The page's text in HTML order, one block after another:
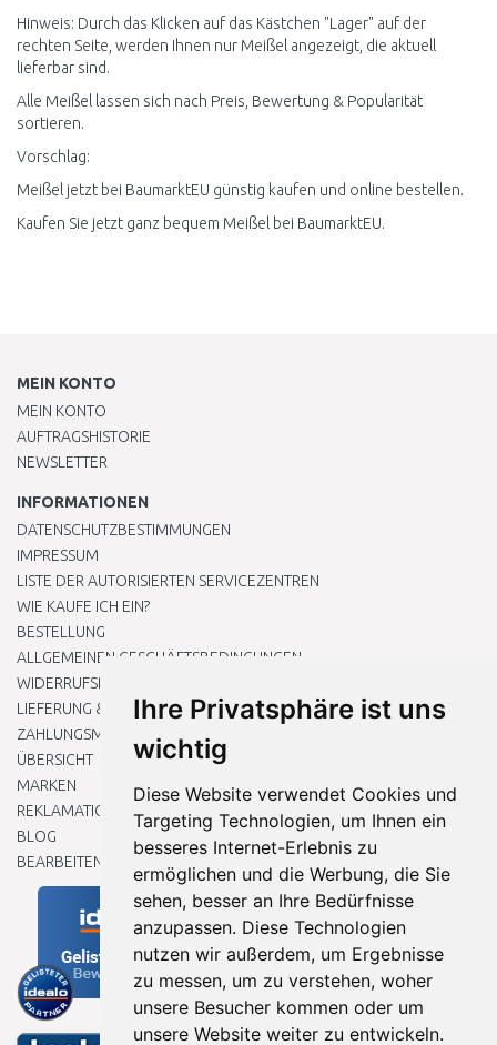
Ihre Privatsphäre ist uns
wichtig
Diese Website verwendet Cookies und
Targeting Technologien, um Ihnen ein
besseres Internet-Erlebnis zu
ermöglichen und die Werbung, die Sie
sehen, besser an Ihre Bedürfnisse
anzupassen. Diese Technologien
nutzen wir außerdem, um Ergebnisse
zu messen, um zu verstehen, woher
unsere Besucher kommen oder um
unsere Website weiter zu entwickeln.
Hinweis: Durch das Klicken auf das Kästchen "Lager" auf der
rechten Seite, werden Ihnen nur Meißel angezeigt, die aktuell
lieferbar sind.
Alle Meißel lassen sich nach Preis, Bewertung & Popularität
sortieren.
Vorschlag:
Meißel jetzt bei BaumarktEU günstig kaufen und online bestellen.
Kaufen Sie jetzt ganz bequem Meißel bei BaumarktEU.
MEIN KONTO
MEIN KONTO
AUFTRAGSHISTORIE
NEWSLETTER
INFORMATIONEN
DATENSCHUTZBESTIMMUNGEN
IMPRESSUM
LISTE DER AUTORISIERTEN SERVICEZENTREN
WIE KAUFE ICH EIN?
BESTELLUNG
ALLGEMEINEN GESCHÄFTSBEDINGUNGEN
WIDERRUFSRECHT
LIEFERUNG & ZAHLUNG
ZAHLUNGSMETHODEN
ÜBERSICHT
MARKEN
REKLAMATIONEN UND RETOUREN
BLOG
BEARBEITEN SIE MEINE COOKIE-EINSTELLUNGEN